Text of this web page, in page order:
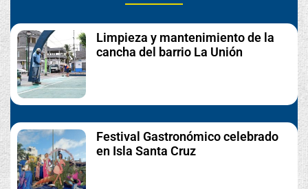
Limpieza y mantenimiento de la
cancha del barrio La Unión
Festival Gastronómico celebrado
en Isla Santa Cruz